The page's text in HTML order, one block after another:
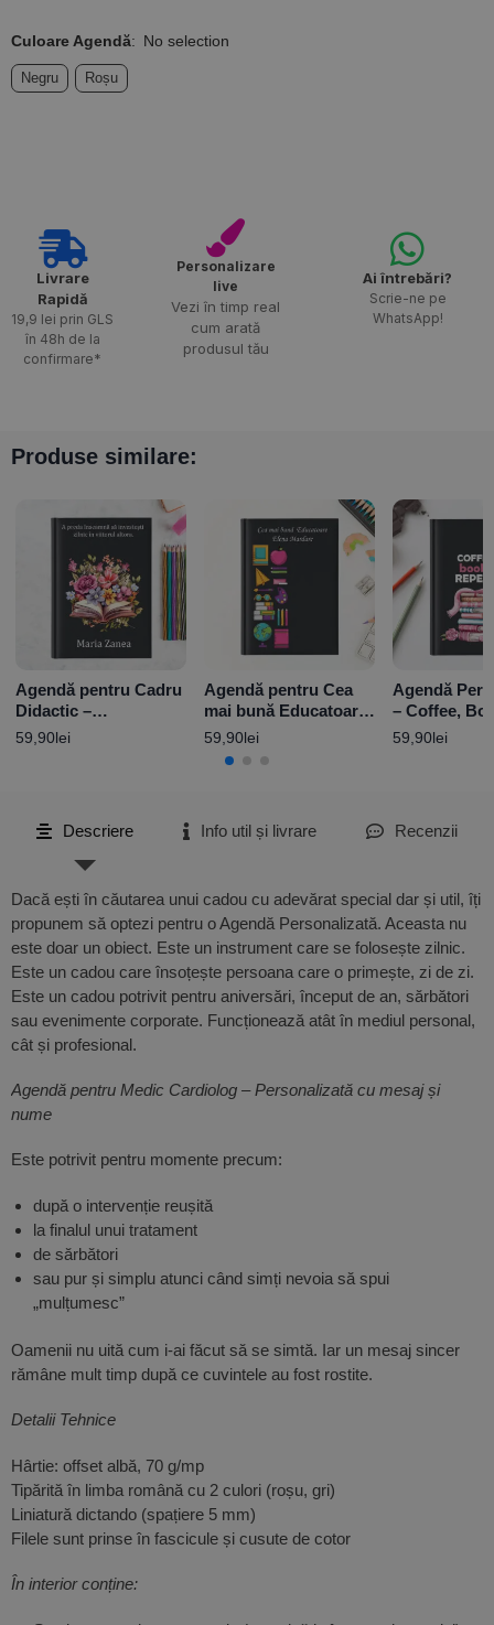
Culoare Agendă: No selection
Negru Roșu
Livrare
Rapidă​
19,9 lei prin GLS
în 48h de la
confirmare*
Personalizare
live
Vezi în timp real
cum arată
produsul tău
Ai întrebări?
Scrie-ne pe
WhatsApp!
Produse similare:
Agendă pentru Cadru
Didactic –
Personalizată cu
59,90lei
Agendă pentru Cea
mai bună Educatoare
– Personalizată cu
nume
59,90lei
Agendă
– Coffee,
Repeat
59,90lei
Descriere Info util și livrare Recenzii
Dacă ești în căutarea unui cadou cu adevărat special dar și util, îți
propunem să optezi pentru o Agendă Personalizată. Aceasta nu
este doar un obiect. Este un instrument care se folosește zilnic.
Este un cadou care însoțește persoana care o primește, zi de zi.
Este un cadou potrivit pentru aniversări, început de an, sărbători
sau evenimente corporate. Funcționează atât în mediul personal,
cât și profesional.
Agendă pentru Medic Cardiolog – Personalizată cu mesaj și
nume
Este potrivit pentru momente precum:
după o intervenție reușită
la finalul unui tratament
de sărbători
sau pur și simplu atunci când simți nevoia să spui
„mulțumesc”
Oamenii nu uită cum i-ai făcut să se simtă. Iar un mesaj sincer
rămâne mult timp după ce cuvintele au fost rostite.
Detalii Tehnice
Hârtie: offset albă, 70 g/mp
Tipărită în limba română cu 2 culori (roșu, gri)
Liniatură dictando (spațiere 5 mm)
Filele sunt prinse în fascicule și cusute de cotor
În interior conține: